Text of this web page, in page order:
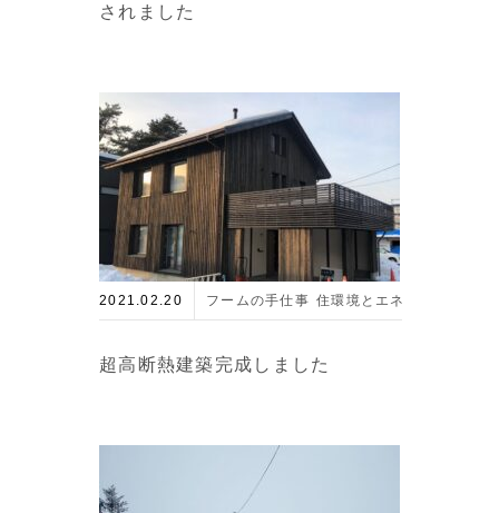
されました
2021.02.20 フームの手仕事 住環境とエネルギー
超高断熱建築完成しました